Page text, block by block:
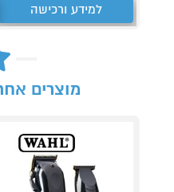
למידע ורכישה
מוצרים